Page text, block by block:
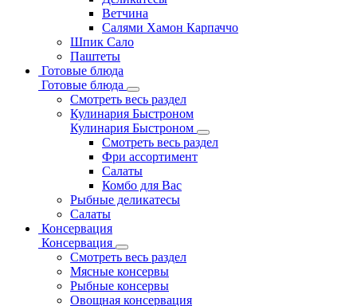
Ветчина
Салями Хамон Карпаччо
Шпик Сало
Паштеты
Готовые блюда
Готовые блюда
Смотреть весь раздел
Кулинария Быстроном
Кулинария Быстроном
Смотреть весь раздел
Фри ассортимент
Салаты
Комбо для Вас
Рыбные деликатесы
Салаты
Консервация
Консервация
Смотреть весь раздел
Мясные консервы
Рыбные консервы
Овощная консервация